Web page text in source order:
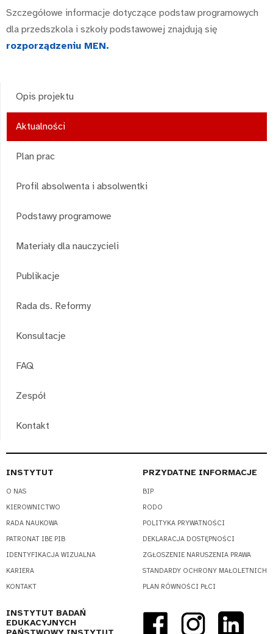
Szczegółowe informacje dotyczące podstaw programowych
dla przedszkola i szkoły podstawowej znajdują się
rozporządzeniu MEN.
Opis projektu
Aktualności
Plan prac
Profil absolwenta i absolwentki
Podstawy programowe
Materiały dla nauczycieli
Publikacje
Rada ds. Reformy
Konsultacje
FAQ
Zespół
Kontakt
INSTYTUT
O NAS
KIEROWNICTWO
RADA NAUKOWA
PATRONAT IBE PIB
IDENTYFIKACJA WIZUALNA
KARIERA
KONTAKT
PRZYDATNE INFORMACJE
BIP
RODO
POLITYKA PRYWATNOŚCI
DEKLARACJA DOSTĘPNOŚCI
ZGŁOSZENIE NARUSZENIA PRAWA
STANDARDY OCHRONY MAŁOLETNICH
PLAN RÓWNOŚCI PŁCI
INSTYTUT BADAŃ
EDUKACYJNYCH